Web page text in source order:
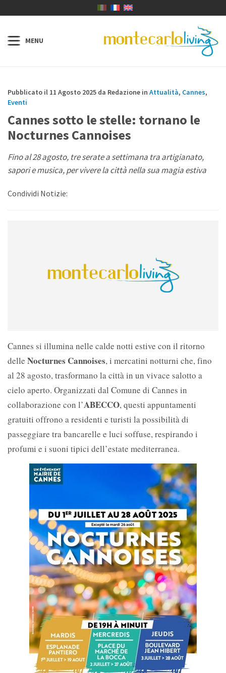
Pubblicato il 11 Agosto 2025 da Redazione in Attualità, Cannes,
Eventi
Cannes sotto le stelle: tornano le
Nocturnes Cannoises
Fino al 28 agosto, tre serate a settimana tra artigianato,
sapori e musica, per vivere la città nella sua magia estiva
Condividi Notizie:
Cannes si illumina nelle calde notti estive con il ritorno
delle Nocturnes Cannoises, i mercatini notturni che, fino
al 28 agosto, trasformano la città in un vivace salotto a
cielo aperto. Organizzati dal Comune di Cannes in
collaborazione con l’ABECCO, questi appuntamenti
gratuiti offrono a residenti e turisti la possibilità di
passeggiare tra bancarelle e luci soffuse, respirando i
profumi e i suoni tipici dell’estate mediterranea.